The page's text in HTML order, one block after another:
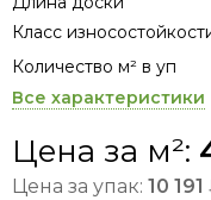
Класс
Количество м² в уп
Все характеристики
Цена за м²:
Цена за упак: 10 191